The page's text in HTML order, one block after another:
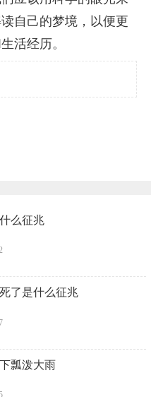
自己的梦境，以便更
活经历。
么征兆
了是什么征兆
瓢泼大雨